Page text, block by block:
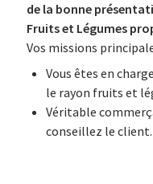
de la bonne
Fruits et Légumes
Vos missions
Vous êtes en
le rayon fruits et
Véritable
conseillez le client.